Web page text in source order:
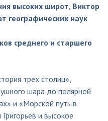
высоких широт, Виктор
географических наук
среднего и старшего
трех столиц»,
шара до полярной
и «Морской путь в
и высокое